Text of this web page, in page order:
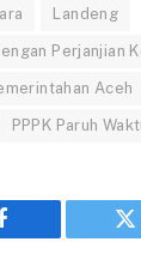
Landeng
Perjanjian
Aceh
PPPK Paruh
Facebook